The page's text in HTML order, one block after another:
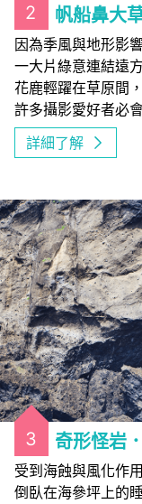
2 帆船鼻大
因為季風與地形影
一大片綠意連結遠
花鹿輕躍在草原間
許多攝影愛好者必
詳細了解
3 奇形怪岩
受到海蝕與風化作
倒臥在海參坪上的